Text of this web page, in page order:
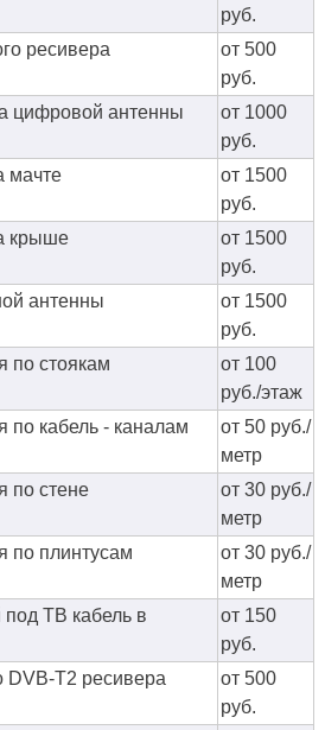
руб.
ресивера
от 500
руб.
цифровой антенны
от 1000
руб.
мачте
от 1500
руб.
крыше
от 1500
руб.
антенны
от 1500
руб.
по стоякам
от 100
руб./этаж
по кабель - каналам
от 50 руб./
метр
по стене
от 30 руб./
метр
по плинтусам
от 30 руб./
метр
ТВ кабель в
от 150
руб.
DVB-T2 ресивера
от 500
руб.